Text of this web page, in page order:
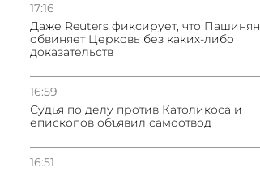
17:16
Даже Reuters фиксирует, что Пашинян
обвиняет Церковь без каких-либо
доказательств
16:59
Судья по делу против Католикоса и
епископов объявил самоотвод
16:51